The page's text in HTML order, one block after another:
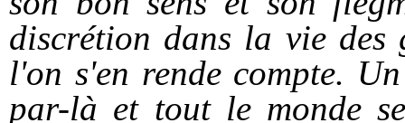
discrétion dans la vie des
l'on s'en rende compte.
par-là et tout le monde